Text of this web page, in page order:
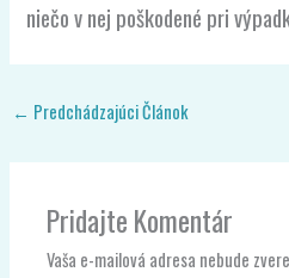
niečo v nej poškodené pri
← Predchádzajúci Článok
Pridajte Komentár
Vaša e-mailová adresa nebude